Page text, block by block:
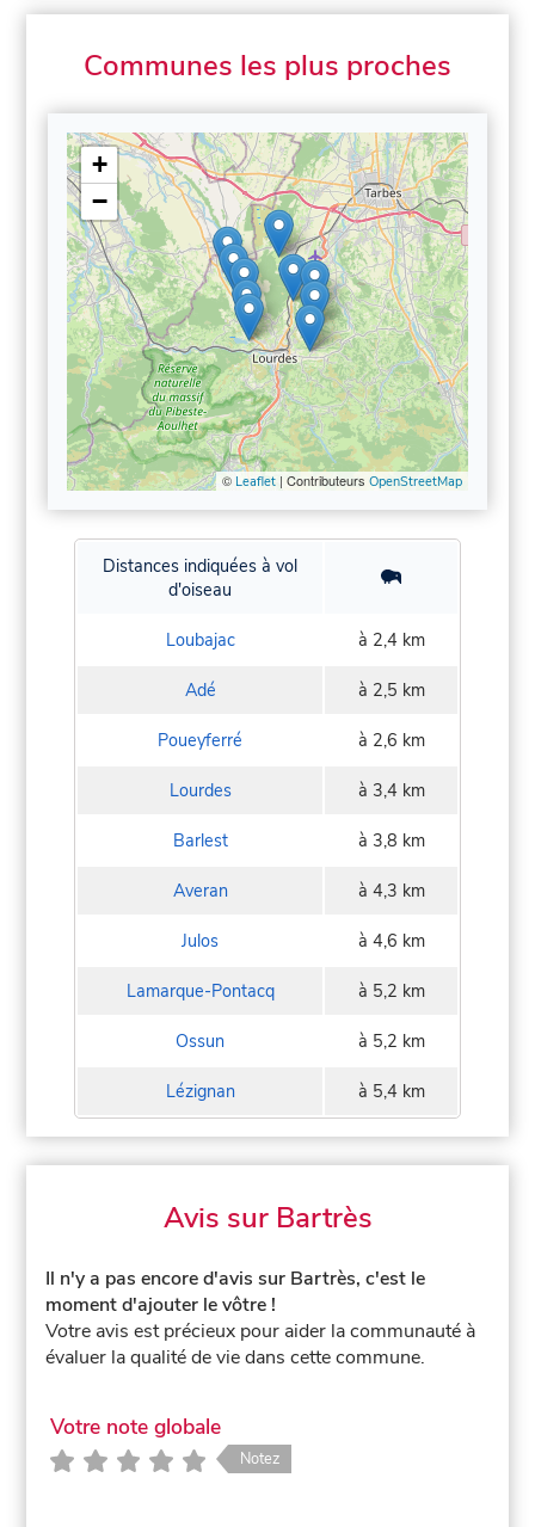
Communes les plus proches
+
−
© Leaflet| Contributeurs OpenStreetMap
Distances indiquées à vol
d'oiseau
Loubajac à 2,4 km
Adé à 2,5 km
Poueyferré à 2,6 km
Lourdes à 3,4 km
Barlest à 3,8 km
Averan à 4,3 km
Julos à 4,6 km
Lamarque-Pontacq à 5,2 km
Ossun à 5,2 km
Lézignan à 5,4 km
Avis sur Bartrès
Il n'y a pas encore d'avis sur Bartrès, c'est le
moment d'ajouter le vôtre !
Votre avis est précieux pour aider la communauté à
évaluer la qualité de vie dans cette commune.
Votre note globale
Notez